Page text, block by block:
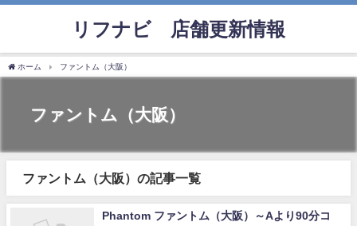
リフナビ®店舗更新情報
ホーム ファントム（大阪）
ファントム（大阪）
ファントム（大阪）の記事一覧
Phantom ファントム（大阪）～Aより90分コ